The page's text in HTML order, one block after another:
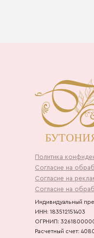
Политика
Согласие на
Согласие на
Согласие на
Индивидуальный
ИНН: 183512151403
ОГРНИП:
Расчетный счет: